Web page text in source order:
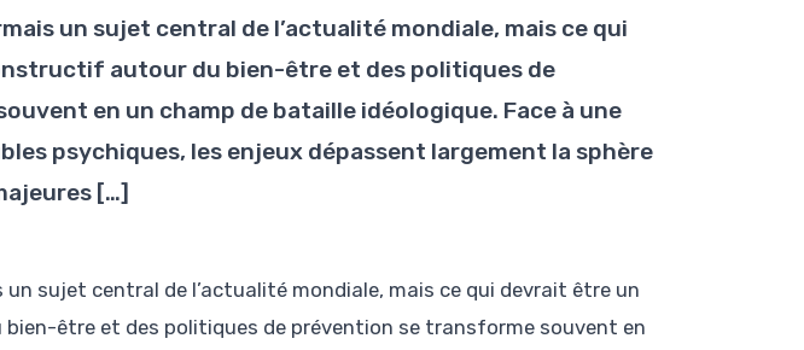
un sujet central de l’actualité mondiale, mais ce qui
autour du bien-être et des politiques de
en un champ de bataille idéologique. Face à une
psychiques, les enjeux dépassent largement la sphère
[…]
sujet central de l’actualité mondiale, mais ce qui devrait être un
être et des politiques de prévention se transforme souvent en